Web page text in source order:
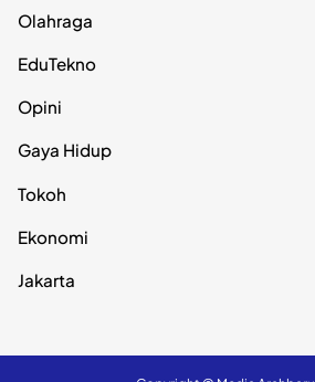
Olahraga
EduTekno
Opini
Gaya Hidup
Tokoh
Ekonomi
Jakarta